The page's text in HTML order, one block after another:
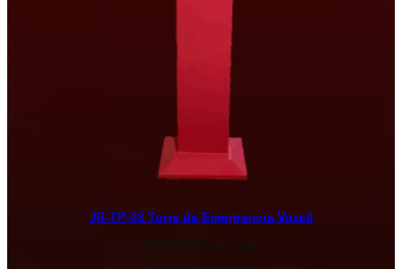
JR-TP-03 Torre de Emergencia Vozell